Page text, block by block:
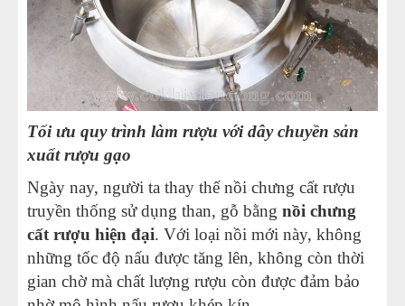
Tối ưu quy trình làm rượu với dây chuyền sản
xuất rượu gạo
Ngày nay, người ta thay thế nồi chưng cất rượu
truyền thống sử dụng than, gỗ bằng nồi chưng
cất rượu hiện đại. Với loại nồi mới này, không
những tốc độ nấu được tăng lên, không còn thời
gian chờ mà chất lượng rượu còn được đảm bảo